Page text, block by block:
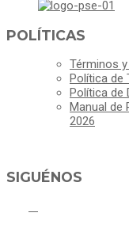
POLÍTICAS
Términos
Política de
Política de
Manual de
2026
SIGUÉNOS